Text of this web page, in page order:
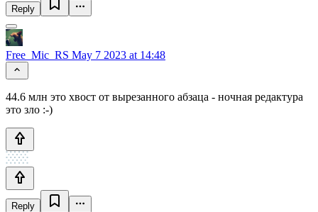
Reply
Free_Mic_RS May 7 2023 at 14:48
44.6 млн это хвост от вырезанного абзаца - ночная редактура
это зло :-)
Reply